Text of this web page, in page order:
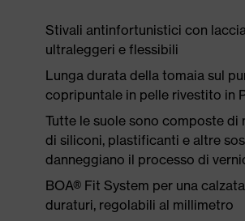
Stivali antinfortunistici con
ultraleggeri e flessibili
Lunga durata della tomaia sul
copripuntale in pelle rivestito in
Tutte le suole sono composte di
di siliconi, plastificanti e altre
danneggiano il processo di
BOA® Fit System per una
duraturi, regolabili al millimetro